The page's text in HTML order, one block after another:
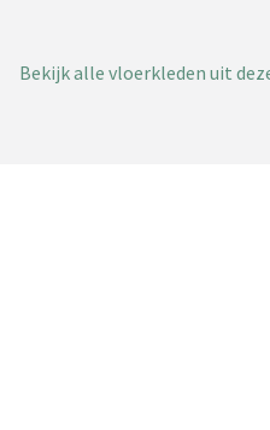
Bekijk alle vloerkleden uit